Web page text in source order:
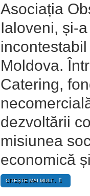
Asociația
Ialoveni, și-
Moldova.
Catering,
dezvoltării
misiunea
economică
CITEŞTE MAI MULT...